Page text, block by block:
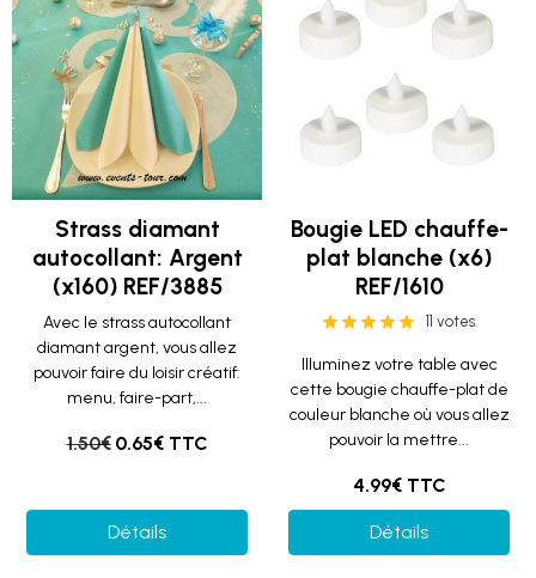
Strass diamant
autocollant: Argent
(x160) REF/3885
Avec le strass autocollant
diamant argent, vous allez
pouvoir faire du loisir créatif:
menu, faire-part,...
1.50€ 0.65€ TTC
Détails
Bougie LED chauffe-
plat blanche (x6)
REF/1610
11 votes.
Illuminez votre table avec
cette bougie chauffe-plat de
couleur blanche où vous allez
pouvoir la mettre...
4.99€ TTC
Détails